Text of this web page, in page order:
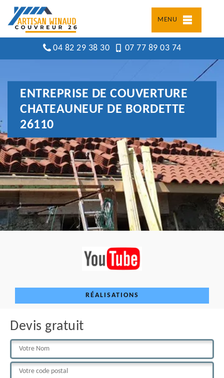
MENU
04 82 29 38 30 07 77 89 03 74
ENTREPRISE DE COUVERTURE
CHATEAUNEUF DE BORDETTE
26110
RÉALISATIONS
Devis gratuit